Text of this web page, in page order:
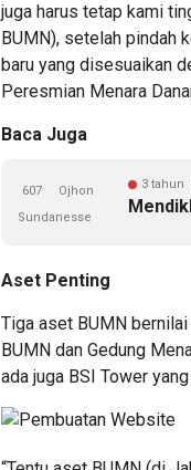
juga harus tetap kami
BUMN), setelah pindah
baru yang disesuaikan
Peresmian Menara
Baca Juga
3 tahun
607
Ojhon
Sundanesse
Aset Penting
Tiga aset BUMN
BUMN dan Gedung
ada juga BSI Tower